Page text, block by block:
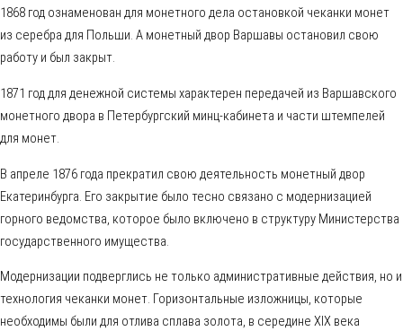
1868 год ознаменован для монетного дела остановкой чеканки монет
из серебра для Польши. А монетный двор Варшавы остановил свою
работу и был закрыт.
1871 год для денежной системы характерен передачей из Варшавского
монетного двора в Петербургский минц-кабинета и части штемпелей
для монет.
В апреле 1876 года прекратил свою деятельность монетный двор
Екатеринбурга. Его закрытие было тесно связано с модернизацией
горного ведомства, которое было включено в структуру Министерства
государственного имущества.
Модернизации подверглись не только административные действия, но и
технология чеканки монет. Горизонтальные изложницы, которые
необходимы были для отлива сплава золота, в середине XIX века